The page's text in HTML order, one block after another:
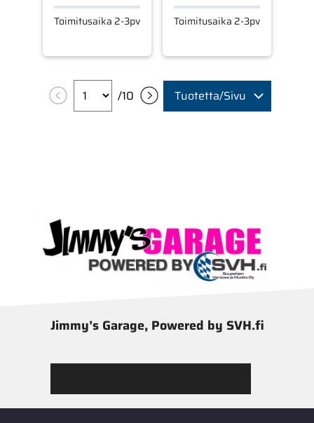
Toimitusaika 2-3pv Toimitusaika 2-3pv
/10 Tuotetta/Sivu
Jimmy’s Garage, Powered by SVH.fi